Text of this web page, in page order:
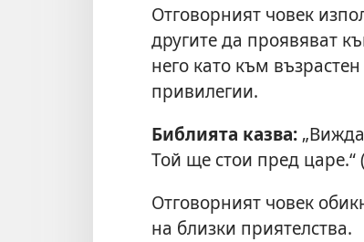
Отговорният човек
другите да проявяват
него като към
привилегии.
Библията казва:
Той ще стои пред царе.“ (
Отговорният човек
на близки приятелства.